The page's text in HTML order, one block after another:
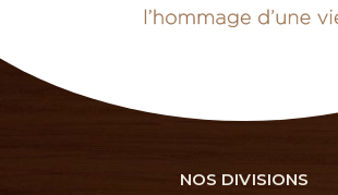
NOS DIVISIONS